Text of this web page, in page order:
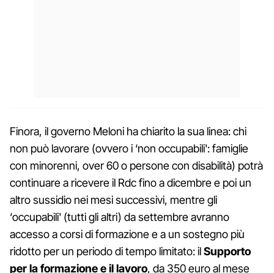
Finora, il governo Meloni ha chiarito la sua linea: chi
non può lavorare (ovvero i ‘non occupabili': famiglie
con minorenni, over 60 o persone con disabilità) potrà
continuare a ricevere il Rdc fino a dicembre e poi un
altro sussidio nei mesi successivi, mentre gli
‘occupabili' (tutti gli altri) da settembre avranno
accesso a corsi di formazione e a un sostegno più
ridotto per un periodo di tempo limitato: ilSupporto
per la formazione e il lavoro, da 350 euro al mese